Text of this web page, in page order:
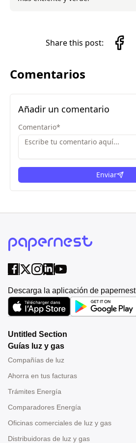
Share this post:
Comentarios
Añadir un comentario
Comentario*
Enviar
Descarga la aplicación de papernest
Untitled Section
Guías luz y gas
Compañías de luz
Ahorra en tus facturas
Trámites Energía
Comparadores Energía
Oficinas comerciales de luz y gas
Distribuidoras de luz y gas